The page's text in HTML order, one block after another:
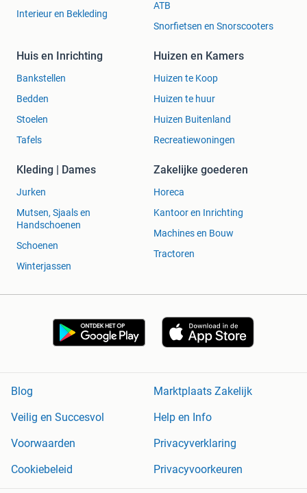
Interieur en Bekleding
ATB
Snorfietsen en Snorscooters
Huis en Inrichting
Bankstellen
Bedden
Stoelen
Tafels
Huizen en Kamers
Huizen te Koop
Huizen te huur
Huizen Buitenland
Recreatiewoningen
Kleding | Dames
Jurken
Mutsen, Sjaals en
Handschoenen
Schoenen
Winterjassen
Zakelijke goederen
Horeca
Kantoor en Inrichting
Machines en Bouw
Tractoren
Blog
Marktplaats Zakelijk
Veilig en Succesvol
Help en Info
Voorwaarden
Privacyverklaring
Cookiebeleid
Privacyvoorkeuren